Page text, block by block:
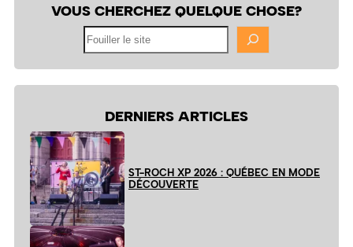
VOUS CHERCHEZ QUELQUE CHOSE?
DERNIERS ARTICLES
ST-ROCH XP 2026 : QUÉBEC EN MODE
DÉCOUVERTE